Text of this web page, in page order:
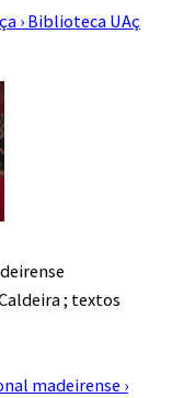
› Biblioteca UAç
; textos
madeirense ›